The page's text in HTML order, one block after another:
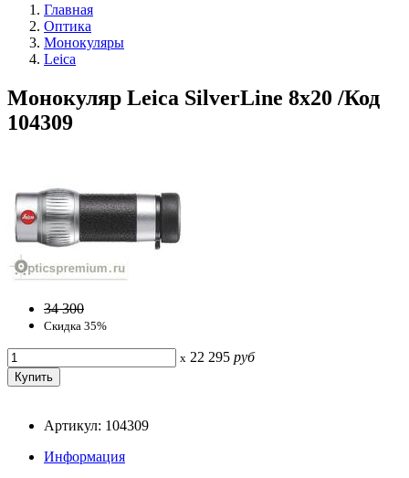
Главная
Оптика
Монокуляры
Leica
Монокуляр Leica SilverLine 8х20 /Код
104309
34 300
Скидка 35%
x 22 295 руб
Артикул: 104309
Информация